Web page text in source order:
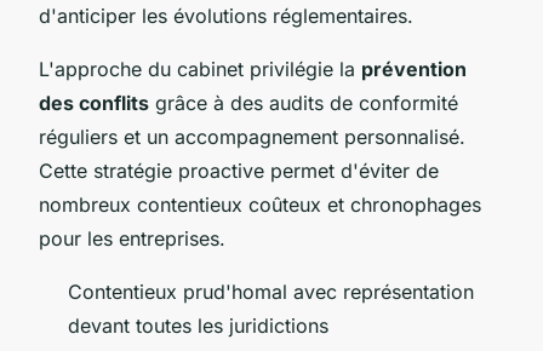
d'anticiper les évolutions réglementaires.
L'approche du cabinet privilégie la prévention
des conflits grâce à des audits de conformité
réguliers et un accompagnement personnalisé.
Cette stratégie proactive permet d'éviter de
nombreux contentieux coûteux et chronophages
pour les entreprises.
Contentieux prud'homal avec représentation
devant toutes les juridictions